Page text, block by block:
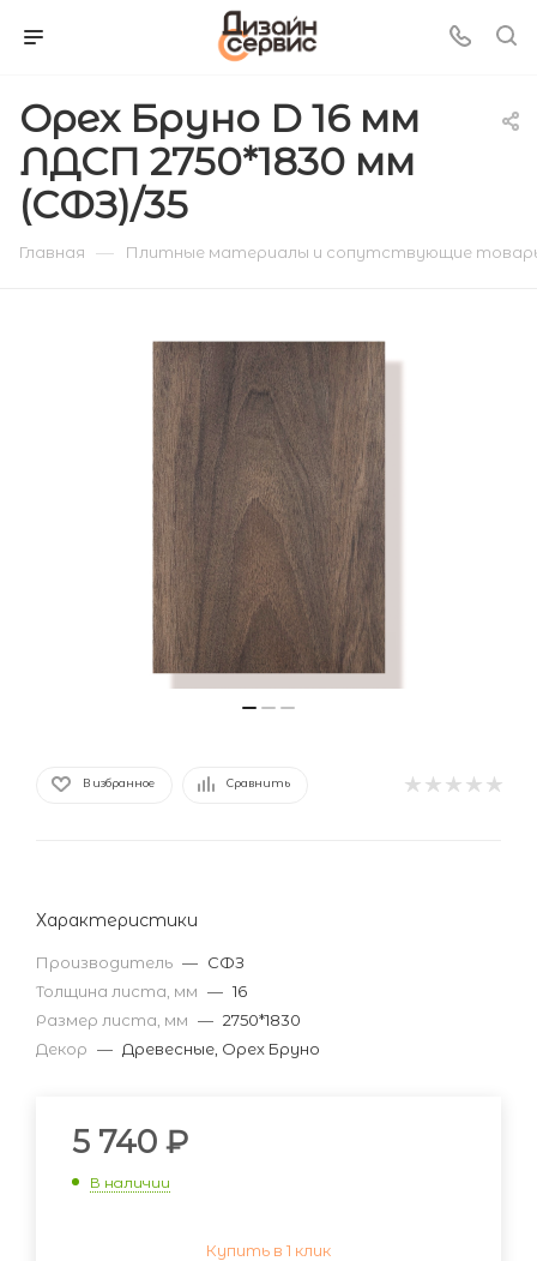
Орех Бруно D 16 мм
ЛДСП 2750*1830 мм
(СФЗ)/35
Главная — Плитные материалы и сопутствующие
В избранное Сравнить
Характеристики
Производитель — СФЗ
Толщина листа, мм — 16
Размер листа, мм — 2750*1830
Декор — Древесные, Орех Бруно
5 740 ₽
В наличии
Купить в 1 клик